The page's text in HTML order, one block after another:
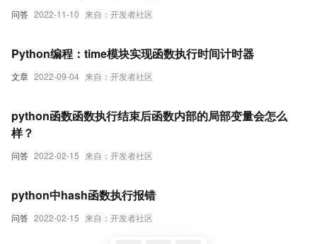
问答 2022-11-10 来自：开发者社区
文章 2022-09-04 来自：开发者社区
Python编程：time模块实现函数执行时间计时器
问答 2022-02-15 来自：开发者社区
python函数函数执行结束后函数内部的局部变量会怎么
样？
问答 2022-02-15 来自：开发者社区
python中hash函数执行报错